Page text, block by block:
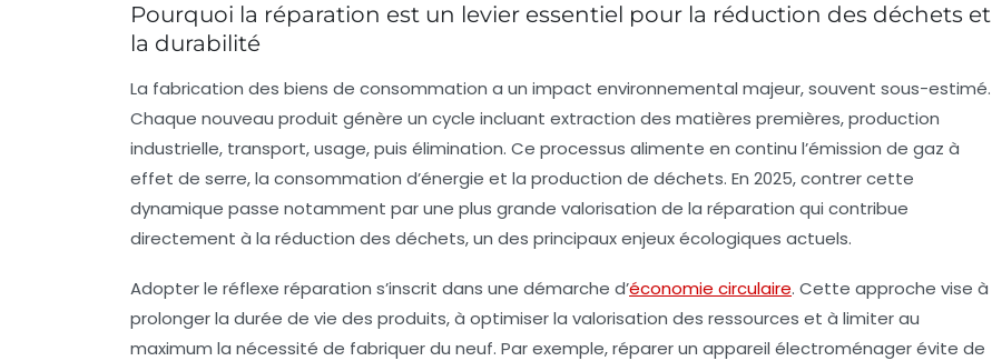
Pourquoi la réparation est un levier essentiel pour la réduction des déchets et
la durabilité
La fabrication des biens de consommation a un impact environnemental majeur, souvent sous-estimé.
Chaque nouveau produit génère un cycle incluant extraction des matières premières, production
industrielle, transport, usage, puis élimination. Ce processus alimente en continu l’émission de gaz à
effet de serre, la consommation d’énergie et la production de déchets. En 2025, contrer cette
dynamique passe notamment par une plus grande valorisation de la réparation qui contribue
directement à la réduction des déchets, un des principaux enjeux écologiques actuels.
Adopter le réflexe réparation s’inscrit dans une démarche d’économie circulaire. Cette approche vise à
prolonger la durée de vie des produits, à optimiser la valorisation des ressources et à limiter au
maximum la nécessité de fabriquer du neuf. Par exemple, réparer un appareil électroménager évite de